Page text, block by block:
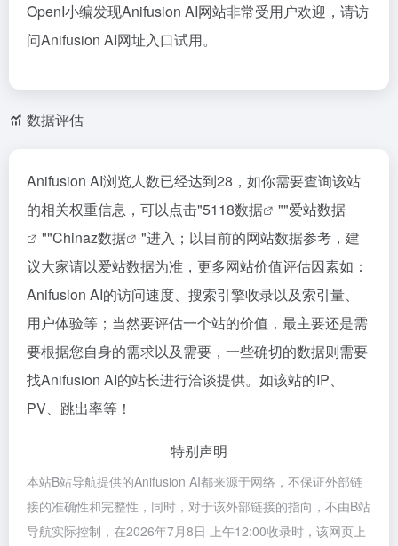
OpenI小编发现Anifusion AI网站非常受用户欢迎，请访
问Anifusion AI网址入口试用。
数据评估
Anifusion AI浏览人数已经达到28，如你需要查询该站
的相关权重信息，可以点击"5118数据 ""爱站数据
""Chinaz数据
"进入；以目前的网站数据参考，建
议大家请以爱站数据为准，更多网站价值评估因素如：
Anifusion AI的访问速度、搜索引擎收录以及索引量、
用户体验等；当然要评估一个站的价值，最主要还是需
要根据您自身的需求以及需要，一些确切的数据则需要
找Anifusion AI的站长进行洽谈提供。如该站的IP、
PV、跳出率等！
特别声明
本站B站导航提供的Anifusion AI都来源于网络，不保证外部链
接的准确性和完整性，同时，对于该外部链接的指向，不由B站
导航实际控制，在2026年7月8日 上午12:00收录时，该网页上